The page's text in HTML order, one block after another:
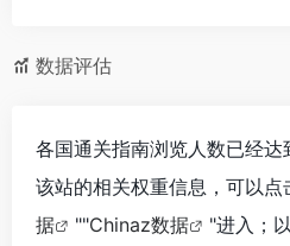
数据评估
各国通关指南浏览人数已经
该站的相关权重信息，可以点
据
""Chinaz数据
"进入；